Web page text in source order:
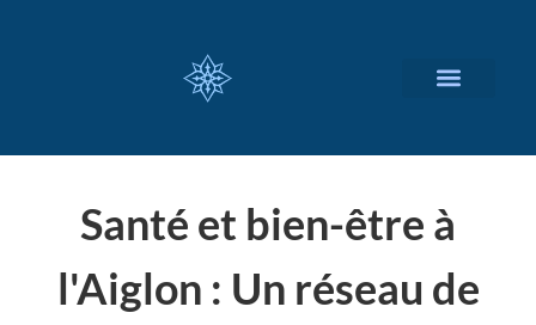
Santé et bien-être à
l'Aiglon : Un réseau de